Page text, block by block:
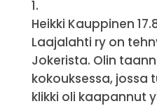
Heikki Kauppinen
Laajalahti ry on
Jokerista. Olin
kokouksessa, jossa
klikki oli kaapannut